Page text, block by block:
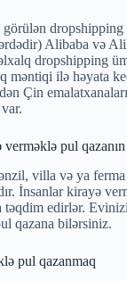
dropshipping
Alibaba və
dropshipping
məntiqi ilə həyata
Çin
pul qazanın
villa və ya
İnsanlar kirayə
təqdim edirlər.
qazana bilərsiniz.
pul qazanmaq